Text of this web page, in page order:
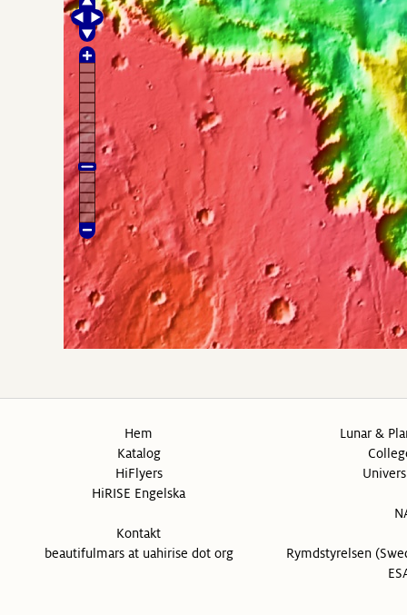
Hem
Katalog
HiFlyers
HiRISE Engelska
Kontakt
beautifulmars at uahirise dot org
Lunar &
Rymdstyrelsen